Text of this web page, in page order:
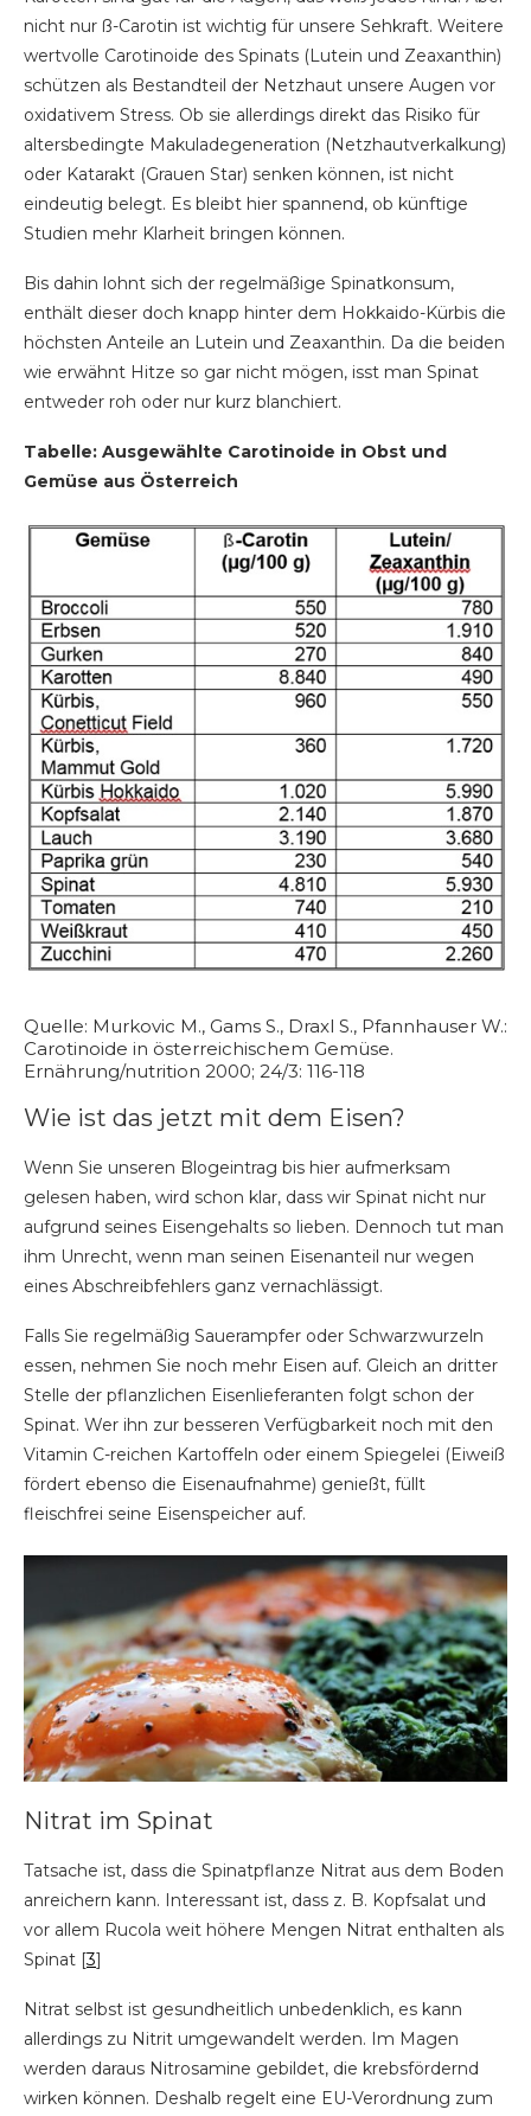
nicht nur ß-Carotin ist wichtig für unsere Sehkraft. Weitere
wertvolle Carotinoide des Spinats (Lutein und Zeaxanthin)
schützen als Bestandteil der Netzhaut unsere Augen vor
oxidativem Stress. Ob sie allerdings direkt das Risiko für
altersbedingte Makuladegeneration (Netzhautverkalkung)
oder Katarakt (Grauen Star) senken können, ist nicht
eindeutig belegt. Es bleibt hier spannend, ob künftige
Studien mehr Klarheit bringen können.
Bis dahin lohnt sich der regelmäßige Spinatkonsum,
enthält dieser doch knapp hinter dem Hokkaido-Kürbis die
höchsten Anteile an Lutein und Zeaxanthin. Da die beiden
wie erwähnt Hitze so gar nicht mögen, isst man Spinat
entweder roh oder nur kurz blanchiert.
Tabelle: Ausgewählte Carotinoide in Obst und
Gemüse aus Österreich
Quelle: Murkovic M., Gams S., Draxl S., Pfannhauser W.:
Carotinoide in österreichischem Gemüse.
Ernährung/nutrition 2000; 24/3: 116-118
Wie ist das jetzt mit dem Eisen?
Wenn Sie unseren Blogeintrag bis hier aufmerksam
gelesen haben, wird schon klar, dass wir Spinat nicht nur
aufgrund seines Eisengehalts so lieben. Dennoch tut man
ihm Unrecht, wenn man seinen Eisenanteil nur wegen
eines Abschreibfehlers ganz vernachlässigt.
Falls Sie regelmäßig Sauerampfer oder Schwarzwurzeln
essen, nehmen Sie noch mehr Eisen auf. Gleich an dritter
Stelle der pflanzlichen Eisenlieferanten folgt schon der
Spinat. Wer ihn zur besseren Verfügbarkeit noch mit den
Vitamin C-reichen Kartoffeln oder einem Spiegelei (Eiweiß
fördert ebenso die Eisenaufnahme) genießt, füllt
fleischfrei seine Eisenspeicher auf.
Nitrat im Spinat
Tatsache ist, dass die Spinatpflanze Nitrat aus dem Boden
anreichern kann. Interessant ist, dass z. B. Kopfsalat und
vor allem Rucola weit höhere Mengen Nitrat enthalten als
Spinat [3]
Nitrat selbst ist gesundheitlich unbedenklich, es kann
allerdings zu Nitrit umgewandelt werden. Im Magen
werden daraus Nitrosamine gebildet, die krebsfördernd
wirken können. Deshalb regelt eine EU-Verordnung zum